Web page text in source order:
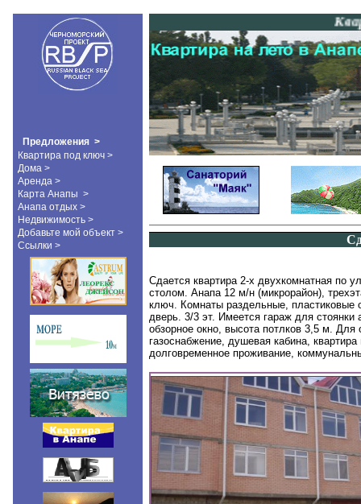
Предложения >
Квартира под ключ >
Дома >
Аренда >
Карта Анапы >
Анапа отдых >
Недвижимость >
Добавьте мой объект >
Ссылки >
Сдается квартира 2-х двухкомнатная по
столом. Анапа 12 м/н (микрорайон),
ключ. Комнаты раздельные, пластиковые
дверь. 3/3 эт. Имеется гараж для
обзорное окно, высота потлков 3,5 м.
газоснабжение, душевая кабина,
долговременное проживание,